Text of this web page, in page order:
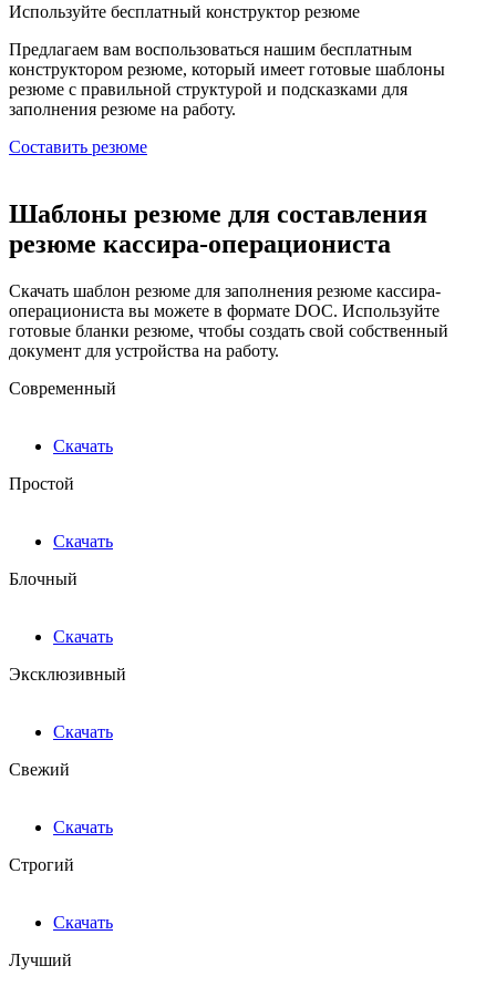
Используйте бесплатный конструктор резюме
Предлагаем вам воспользоваться нашим бесплатным
конструктором резюме, который имеет готовые шаблоны
резюме с правильной структурой и подсказками для
заполнения резюме на работу.
Составить резюме
Шаблоны резюме для составления
резюме кассира-операциониста
Скачать шаблон резюме для заполнения резюме кассира-
операциониста вы можете в формате DOC. Используйте
готовые бланки резюме, чтобы создать свой собственный
документ для устройства на работу.
Современный
Скачать
Простой
Скачать
Блочный
Скачать
Эксклюзивный
Скачать
Свежий
Скачать
Строгий
Скачать
Лучший